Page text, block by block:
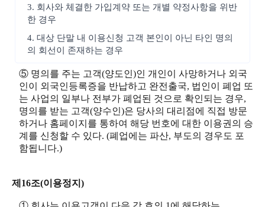
3. 회사와 체결한 가입계약 또는 개별 약정사항을 위반
한 경우
4. 대상 단말 내 이용신청 고객 본인이 아닌 타인 명의
의 회선이 존재하는 경우
⑤ 명의를 주는 고객(양도인)인 개인이 사망하거나 외국
인이 외국인등록증을 반납하고 완전출국, 법인이 폐업 또
는 사업의 일부나 전부가 폐업된 것으로 확인되는 경우,
명의를 받는 고객(양수인)은 당사의 대리점에 직접 방문
하거나 홈페이지를 통하여 해당 번호에 대한 이용권의 승
계를 신청할 수 있다. (폐업에는 파산, 부도의 경우도 포
함됩니다.)
제16조(이용정지)